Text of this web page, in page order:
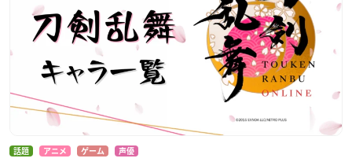
話題 アニメ ゲーム 声優